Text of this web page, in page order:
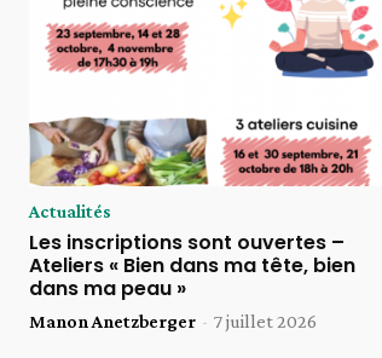
Actualités
Les inscriptions sont ouvertes –
Ateliers « Bien dans ma tête, bien
dans ma peau »
Manon Anetzberger - 7 juillet 2026